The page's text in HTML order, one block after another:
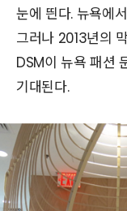
눈에 띈다. 뉴욕에
그러나 2013년의
DSM이 뉴욕 패션
기대된다.